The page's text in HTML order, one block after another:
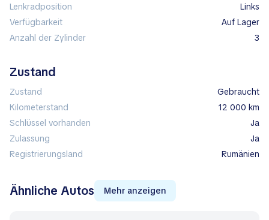
Lenkradposition
links
Verfügbarkeit
auf Lager
Anzahl der Zylinder
3
Zustand
Zustand
Gebraucht
Kilometerstand
12 000 km
Schlüssel vorhanden
Ja
Zulassung
Ja
Registrierungsland
Rumänien
Ähnliche Autos Mehr anzeigen